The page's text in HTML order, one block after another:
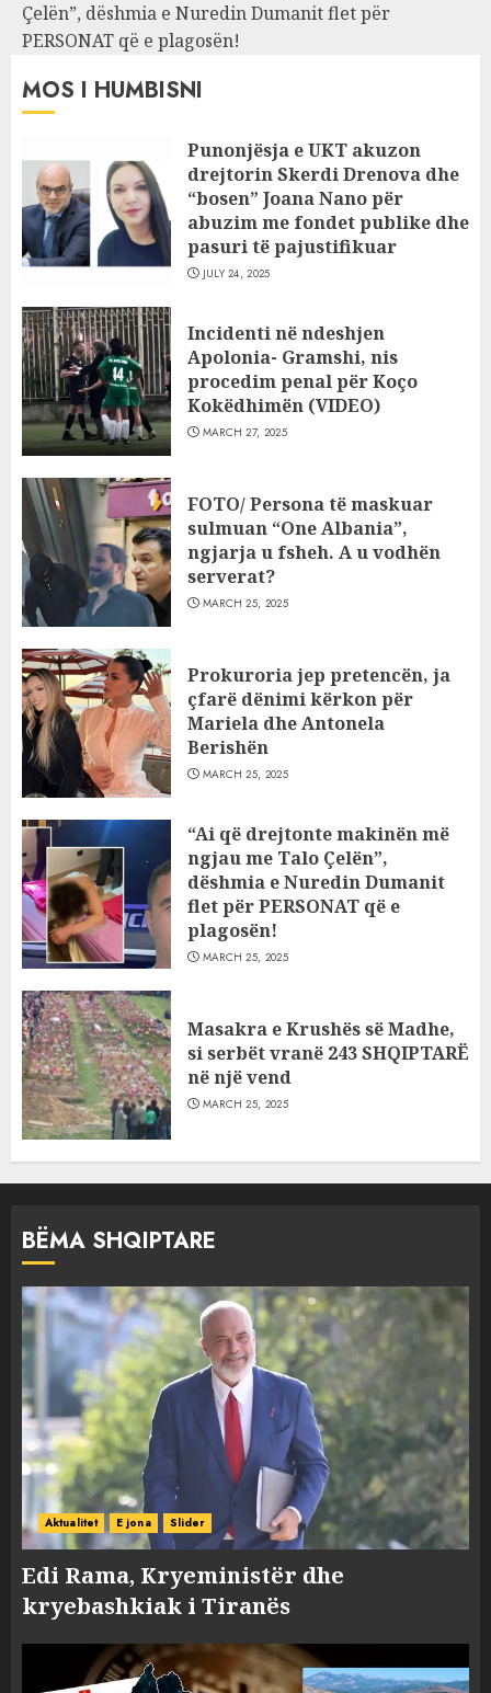
Çelën”, dëshmia e Nuredin Dumanit flet për
PERSONAT që e plagosën!
MOS I HUMBISNI
Punonjësja e UKT akuzon
drejtorin Skerdi Drenova dhe
“bosen” Joana Nano për
abuzim me fondet publike dhe
pasuri të pajustifikuar
JULY 24, 2025
Incidenti në ndeshjen
Apolonia- Gramshi, nis
procedim penal për Koço
Kokëdhimën (VIDEO)
MARCH 27, 2025
FOTO/ Persona të maskuar
sulmuan “One Albania”,
ngjarja u fsheh. A u vodhën
serverat?
MARCH 25, 2025
Prokuroria jep pretencën, ja
çfarë dënimi kërkon për
Mariela dhe Antonela
Berishën
MARCH 25, 2025
“Ai që drejtonte makinën më
ngjau me Talo Çelën”,
dëshmia e Nuredin Dumanit
flet për PERSONAT që e
plagosën!
MARCH 25, 2025
Masakra e Krushës së Madhe,
si serbët vranë 243 SHQIPTARË
në një vend
MARCH 25, 2025
BËMA SHQIPTARE
Aktualitet E jona Slider
Edi Rama, Kryeministër dhe
kryebashkiak i Tiranës